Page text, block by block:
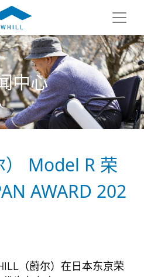
中心
Model R 荣
AWARD 202
（蔚尔）在日本东京荣